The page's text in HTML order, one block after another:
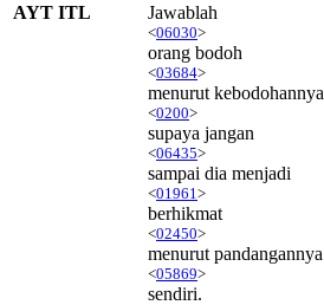
AYT ITL
Jawablah
<06030>
orang bodoh
<03684>
menurut kebodohannya
<0200>
supaya jangan
<06435>
sampai dia menjadi
<01961 >
berhikmat
<02450>
menurut pandangannya
<05869>
sendiri.